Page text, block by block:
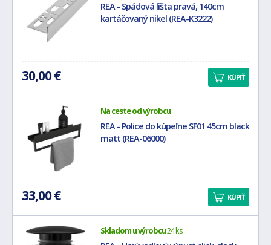
REA - Spádová lišta pravá, 140cm
kartáčovaný nikel (REA-K3222)
30,00 € KÚPIŤ
Na ceste od výrobcu
REA - Police do kúpeľne SF01 45cm black
matt (REA-06000)
33,00 € KÚPIŤ
Skladom u výrobcu24 ks